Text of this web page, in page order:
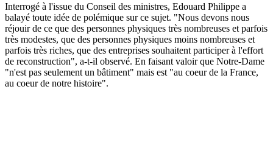
Interrogé à l'issue du Conseil des ministres, Edouard Philippe a
balayé toute idée de polémique sur ce sujet. "Nous devons nous
réjouir de ce que des personnes physiques très nombreuses et parfois
très modestes, que des personnes physiques moins nombreuses et
parfois très riches, que des entreprises souhaitent participer à l'effort
de reconstruction", a-t-il observé. En faisant valoir que Notre-Dame
"n'est pas seulement un bâtiment" mais est "au coeur de la France,
au coeur de notre histoire".